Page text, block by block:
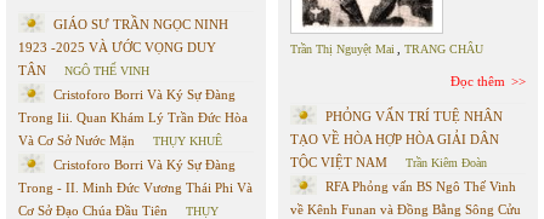
GIÁO SƯ TRẦN NGỌC NINH
1923 -2025 VÀ ƯỚC VỌNG DUY
TÂN
NGÔ THẾ VINH
Cristoforo Borri Và Ký Sự Đàng
Trong Iii. Quan Khám Lý Trần Đức Hòa
Và Cơ Sở Nước Mặn
THỤY KHUÊ
Cristoforo Borri Và Ký Sự Đàng
Trong - II. Minh Đức Vương Thái Phi Và
Cơ Sở Đạo Chúa Đầu Tiên
THỤY
Trần Thị Nguyệt Mai TRANG CHÂU
Đọc thêm
PHỎNG VẤN TRÍ TUỆ NHÂN
TẠO VỀ HÒA HỢP HÒA GIẢI DÂN
TỘC VIỆT NAM
Trần Kiêm Đoàn
RFA Phỏng vấn BS Ngô Thế Vinh
về Kênh Funan và Đồng Bằng Sông Cửu